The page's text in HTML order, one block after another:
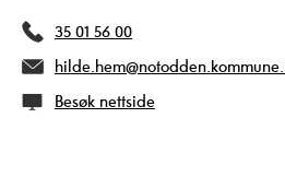
35 01 56 00
Besøk nettside